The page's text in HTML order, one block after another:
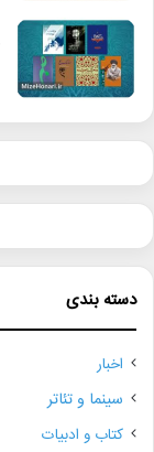
دسته بندی
اخبار
سینما و تئاتر
کتاب و ادبیات